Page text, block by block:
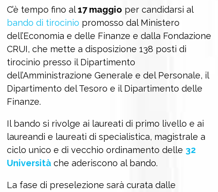
C’è tempo fino al17 maggio per candidarsi al
bando di tirocinio promosso dal Ministero
dell’Economia e delle Finanze e dalla Fondazione
CRUI, che mette a disposizione 138 posti di
tirocinio presso il Dipartimento
dell’Amministrazione Generale e del Personale, il
Dipartimento del Tesoro e il Dipartimento delle
Finanze.
Il bando si rivolge ai laureati di primo livello e ai
laureandi e laureati di specialistica, magistrale a
ciclo unico e di vecchio ordinamento delle 32
Universitàche aderiscono al bando.
La fase di preselezione sarà curata dalle